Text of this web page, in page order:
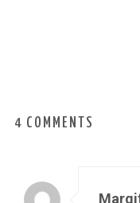
4 COMMENTS